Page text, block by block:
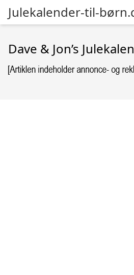
Julekalender-til-
Dave & Jon’s